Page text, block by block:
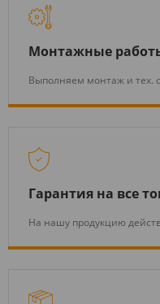
Монтажные
Выполняем монтаж и тех.
Гарантия на все
На нашу продукцию